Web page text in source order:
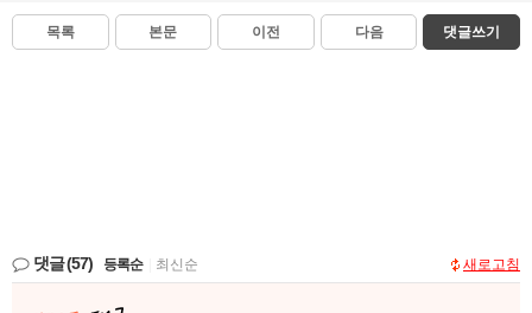
목록 본문 이전 다음 댓글쓰기
댓글(57) 등록순 최신순 새로고침